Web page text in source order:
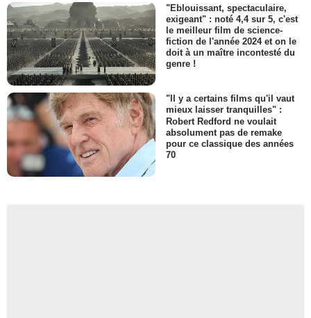
"Eblouissant, spectaculaire,
exigeant" : noté 4,4 sur 5, c'est
le meilleur film de science-
fiction de l'année 2024 et on le
doit à un maître incontesté du
genre !
"Il y a certains films qu'il vaut
mieux laisser tranquilles" :
Robert Redford ne voulait
absolument pas de remake
pour ce classique des années
70